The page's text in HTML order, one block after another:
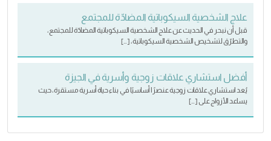
علاج الشخصية السيكوباتية المضادّة للمجتمع
قبل أن نبحر في الحديث عن علاج الشخصية السيكوباتية المضادّة للمجتمع،
والتطرّق لتشخيص الشخصية السيكوباتية، […]
أفضل استشاري علاقات زوجية وأسرية في الجيزة
يُعد استشاري علاقات زوجية عنصرًا أساسيًا في بناء حياة أسرية مستقرة، حيث
يساعد الأزواج على […]